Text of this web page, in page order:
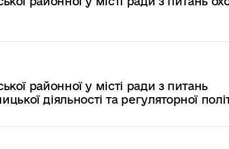
районної у місті ради з питань
діяльності та регуляторної